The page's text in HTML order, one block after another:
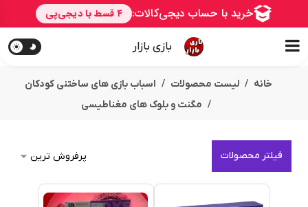
بازی بازار
خانه لیست محصولات
اسباب بازی های ساختنی کودکان
مگنت و بلوک های مغناطیسی
فیلتر محصولات